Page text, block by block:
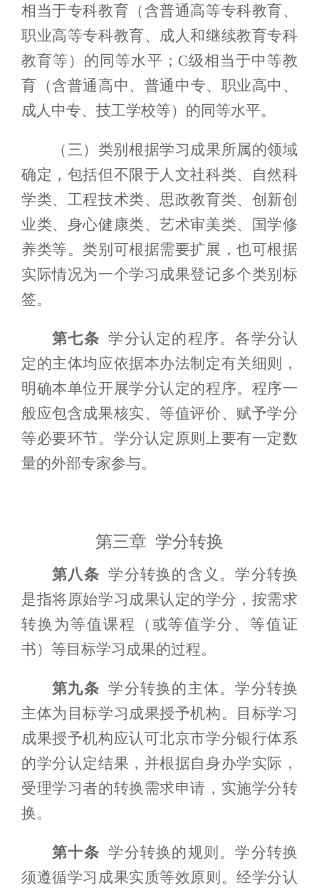
相当于专科教育（含普通高等专科教育、
职业高等专科教育、成人和继续教育专科
教育等）的同等水平； C级相当于中等教
育 （含普通 高中、普通 中专、职业高中、
成人中专、 技工学校等）的同等水平。
（三）类别根据学习成果所属的领域
确定，包括但不限于人文社科类、自然科
学类、工程技术类、思政教育类、创新创
业类、身心健康类、艺术审美类、国学修
养类等。类别可根据需要扩展，也可根据
实际情况为一个学习成果登记多个类别标
签。
第七条学分认定的程序。各学分认
定的主体均应依据本办法制定有关细则，
明确本单位开展学分认定的程序。程序一
般应包含成果核实、等值评价、赋予学分
等必要环节。学分认定 原则上要有一定数
量的外部专家参与。
第三章 学分转换
第八条 学分转换的含义。学分转换
是指将原始学习成果认定的学分 ，按需求
转换为 等值课程 （ 或等值学分 、等值证
书）等目标学习成果的过程。
第九条学分转换的主体。学分转换
主体为目标学习成果授予机构。目标学习
成果授予机构应认可北京市学分银行体系
的学分认定结果，并根据自身办学实际 ，
受理学习者的转换需求申请， 实施学分转
换。
第十条学分转换的规则。学分转换
须遵循学习成果实质等效原则。经学分认